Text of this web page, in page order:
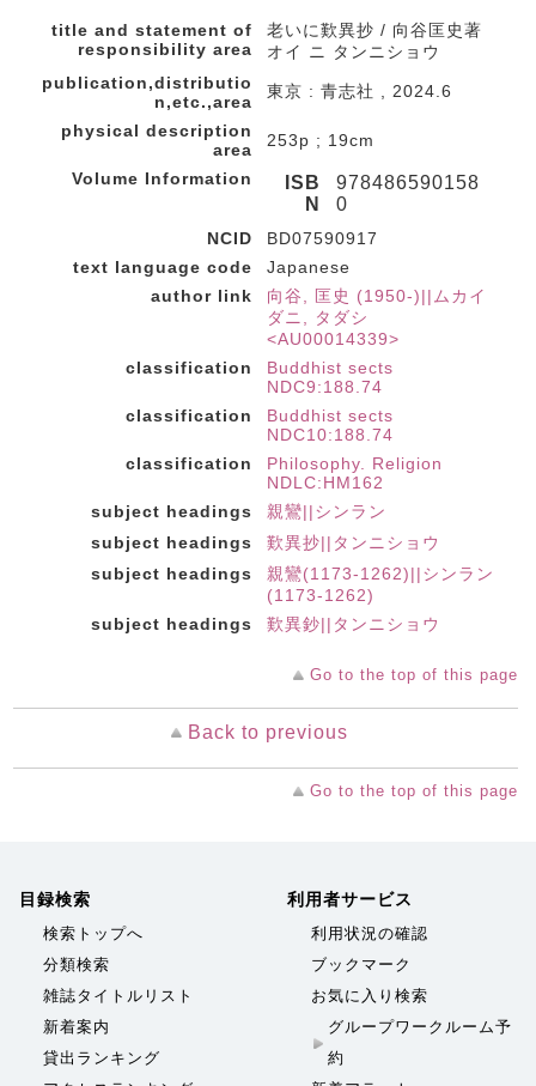
title and statement of
responsibility area
老いに歎異抄 / 向谷匡史著
オイ ニ タンニショウ
publication,distributio
n,etc.,area
東京 : 青志社 , 2024.6
physical description
area
253p ; 19cm
Volume Information
ISB
N
978486590158
0
NCID
BD07590917
text language code
Japanese
author link
向谷, 匡史 (1950-)||ムカイ
ダニ, タダシ
<AU00014339>
classification
Buddhist sects
NDC9:188.74
classification
Buddhist sects
NDC10:188.74
classification
Philosophy. Religion
NDLC:HM162
subject headings
親鸞||シンラン
subject headings
歎異抄||タンニショウ
subject headings
親鸞(1173-1262)||シンラン
(1173-1262)
subject headings
歎異鈔||タンニショウ
Go to the top of this page
Back to previous
Go to the top of this page
目録検索
検索トップへ
分類検索
雑誌タイトルリスト
新着案内
貸出ランキング
利用者サービス
利用状況の確認
ブックマーク
お気に入り検索
グループワークルーム予
約